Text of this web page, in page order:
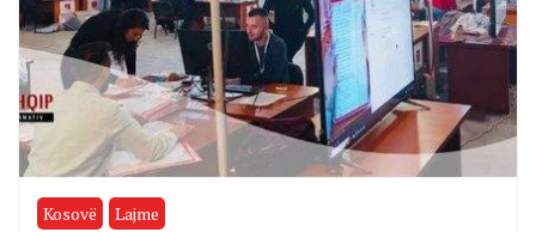
Kosovë Lajme